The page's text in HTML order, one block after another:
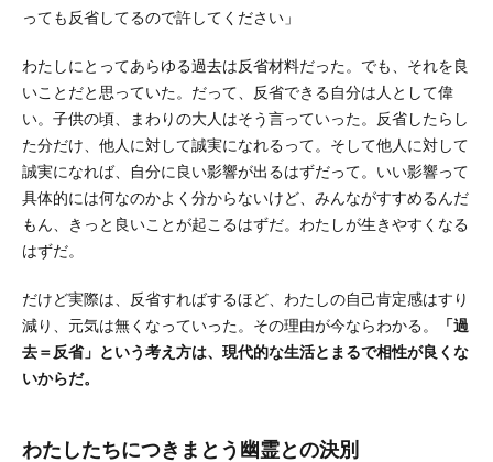
っても反省してるので許してください」
わたしにとってあらゆる過去は反省材料だった。でも、それを良
いことだと思っていた。だって、反省できる自分は人として偉
い。子供の頃、まわりの大人はそう言っていった。反省したらし
た分だけ、他人に対して誠実になれるって。そして他人に対して
誠実になれば、自分に良い影響が出るはずだって。いい影響って
具体的には何なのかよく分からないけど、みんながすすめるんだ
もん、きっと良いことが起こるはずだ。わたしが生きやすくなる
はずだ。
だけど実際は、反省すればするほど、わたしの自己肯定感はすり
減り、元気は無くなっていった。その理由が今ならわかる。
「過
去＝反省」という考え方は、現代的な生活とまるで相性が良くな
いからだ。
わたしたちにつきまとう幽霊との決別